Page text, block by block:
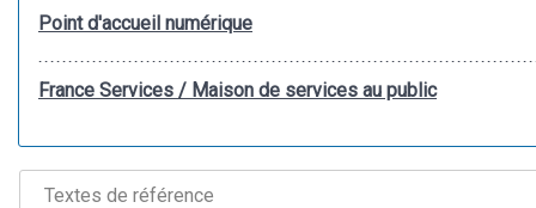
Point d'accueil numérique
France Services / Maison de services au public
Textes de référence